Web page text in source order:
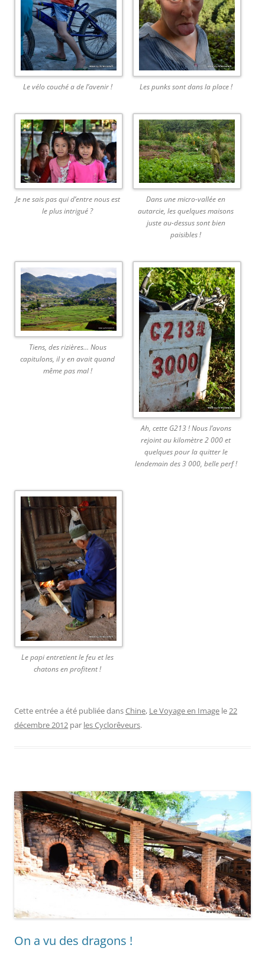
Le vélo couché a de l’avenir ! Les punks sont dans la place !
Je ne sais pas qui d’entre nous est
le plus intrigué ?
Dans une micro-vallée en
autarcie, les quelques maisons
juste au-dessus sont bien
paisibles !
Tiens, des rizières… Nous
capitulons, il y en avait quand
même pas mal !
Ah, cette G213 ! Nous l’avons
rejoint au kilomètre 2 000 et
quelques pour la quitter le
lendemain des 3 000, belle perf !
Le papi entretient le feu et les
chatons en profitent !
Cette entrée a été publiée dansChine, Le Voyage en Image le22
décembre 2012 par les Cyclorêveurs.
On a vu des dragons !